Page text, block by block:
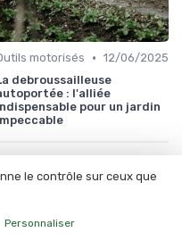
motorisés • 12/06/2025
debroussailleuse
: l'alliée
pour un jardin
le contrôle sur ceux que
Personnaliser